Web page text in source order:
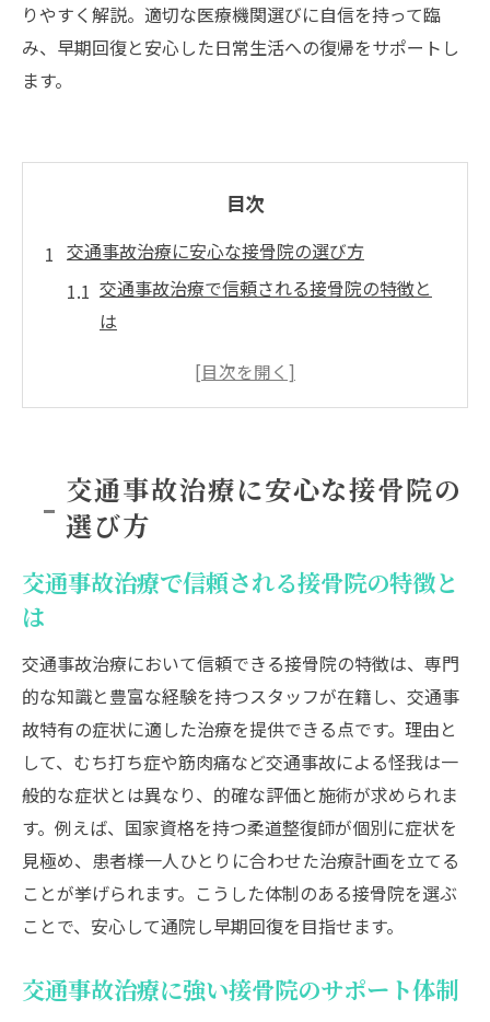
りやすく解説。適切な医療機関選びに自信を持って臨
み、早期回復と安心した日常生活への復帰をサポートし
ます。
目次
交通事故治療に安心な接骨院の選び方
交通事故治療で信頼される接骨院の特徴と
は
交通事故治療に強い接骨院のサポート体制
ント
専門性が光る交通事故治療の接骨院活用法
交通事故治療に特化した専門的な施術内容
交通事故治療の症状別アプローチと工夫
交通事故治療に役立つ最新機器と設備の特
徴
交通事故治療の経過観察とリハビリの流れ
信頼できる交通事故治療先を見極めるコツ
交通事故治療で信頼される接骨院の見分け
方
交通事故治療の口コミと体験談の活用ポイ
ント
交通事故治療の保険会社対応と書類作成の
実際
交通事故治療に安心な接骨院の
選び方
交通事故治療で信頼される接骨院の特徴と
は
交通事故治療において信頼できる接骨院の特徴は、専門
的な知識と豊富な経験を持つスタッフが在籍し、交通事
故特有の症状に適した治療を提供できる点です。理由と
して、むち打ち症や筋肉痛など交通事故による怪我は一
般的な症状とは異なり、的確な評価と施術が求められま
す。例えば、国家資格を持つ柔道整復師が個別に症状を
見極め、患者様一人ひとりに合わせた治療計画を立てる
ことが挙げられます。こうした体制のある接骨院を選ぶ
ことで、安心して通院し早期回復を目指せます。
交通事故治療に強い接骨院のサポート体制